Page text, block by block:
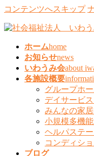
コンテンツへスキップ
ホームhome
お知らせnews
いわうみ会about
各施設概要
グループホ
デイサービ
みんなの家
小規模多機
ヘルパステ
コンディシ
ブログ